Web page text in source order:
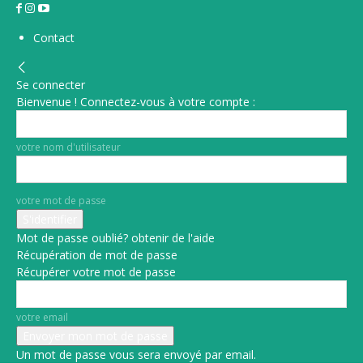
Contact
Se connecter
Bienvenue ! Connectez-vous à votre compte :
votre nom d'utilisateur
votre mot de passe
Mot de passe oublié? obtenir de l'aide
Récupération de mot de passe
Récupérer votre mot de passe
votre email
Un mot de passe vous sera envoyé par email.